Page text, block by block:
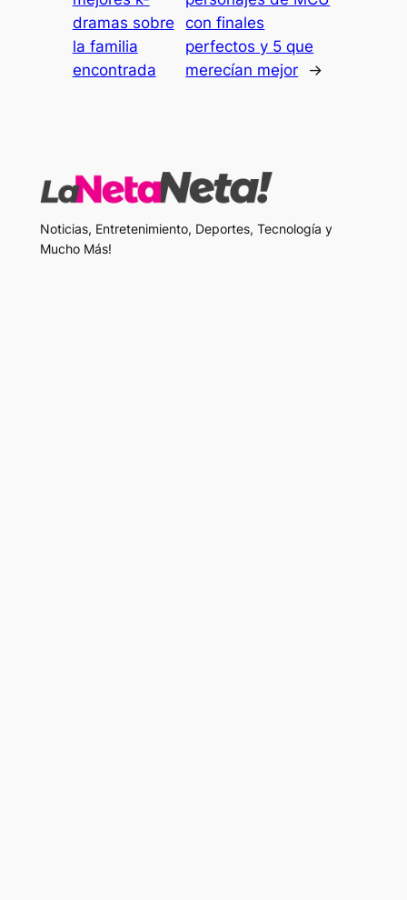
dramas sobre
la familia
encontrada
con finales
perfectos y 5 que
merecían mejor
→
Noticias, Entretenimiento, Deportes, Tecnología y
Mucho Más!